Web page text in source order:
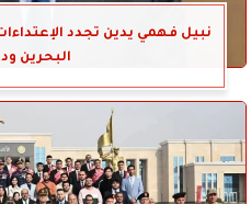
نبيل فهمي يدين تجدد
البحرين